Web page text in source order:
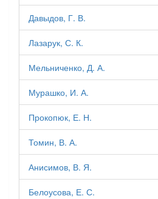
Давыдов, Г. В.
Лазарук, С. К.
Мельниченко, Д. А.
Мурашко, И. А.
Прокопюк, Е. Н.
Томин, В. А.
Анисимов, В. Я.
Белоусова, Е. С.